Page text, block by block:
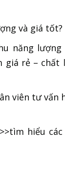
và giá tốt?
năng
giá rẻ –
viên tư
hiểu các